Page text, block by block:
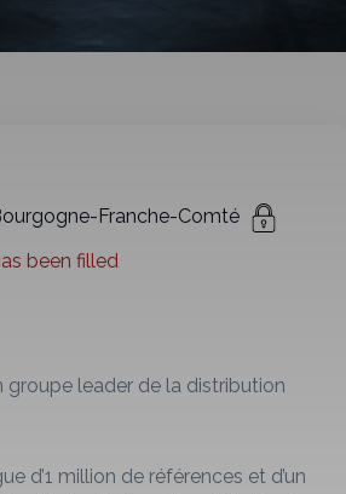
Franche-Comté
been filled
groupe leader de la distribution
d’1 million de références et d’un